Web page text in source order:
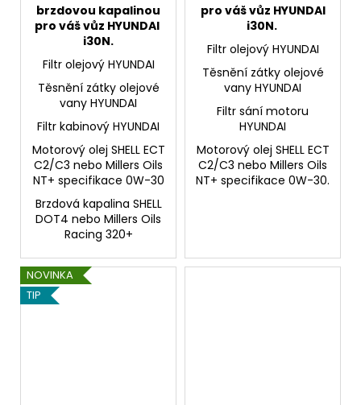
brzdovou kapalinou
pro váš vůz HYUNDAI
i30N.
Filtr olejový HYUNDAI
Těsnění zátky olejové
vany HYUNDAI
Filtr kabinový HYUNDAI
Motorový olej SHELL ECT
C2/C3 nebo Millers Oils
NT+ specifikace 0W-30
Brzdová kapalina SHELL
DOT4 nebo Millers Oils
Racing 320+
pro váš vůz HYUNDAI
i30N.
Filtr olejový HYUNDAI
Těsnění zátky olejové
vany HYUNDAI
Filtr sání motoru
HYUNDAI
Motorový olej SHELL ECT
C2/C3 nebo Millers Oils
NT+ specifikace 0W-30.
NOVINKA
TIP